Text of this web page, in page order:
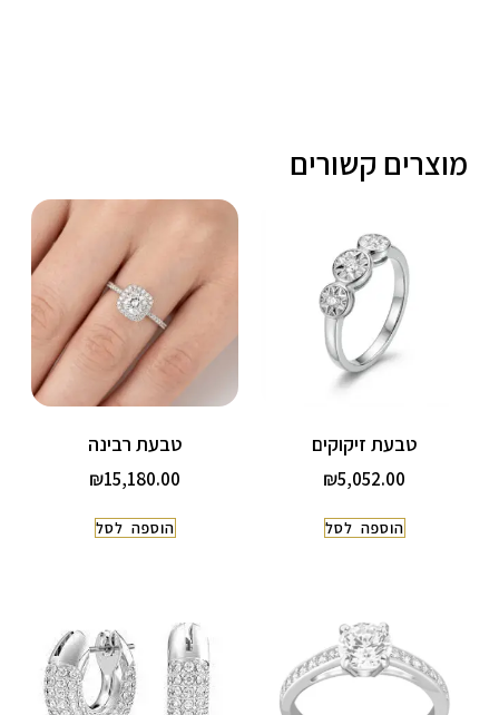
מוצרים קשורים
טבעת זיקוקים
₪5,052.00
הוספה לסל
טבעת רבינה
₪15,180.00
הוספה לסל